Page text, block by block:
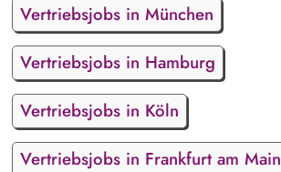
Vertriebsjobs in München
Vertriebsjobs in Hamburg
Vertriebsjobs in Köln
Vertriebsjobs in Frankfurt am Main